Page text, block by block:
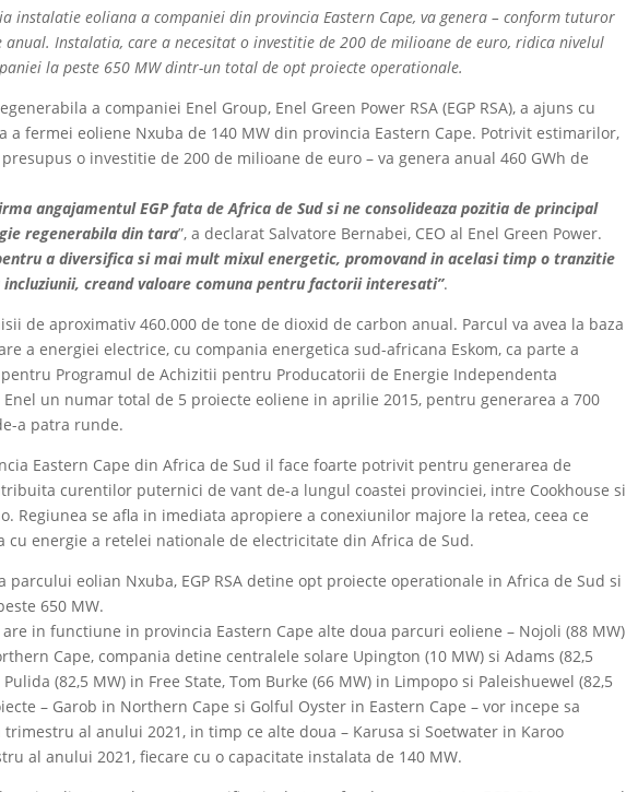
instalatie eoliana a companiei din provincia Eastern Cape, va genera – conform tuturor
anual. Instalatia, care a necesitat o investitie de 200 de milioane de euro, ridica nivelul
la peste 650 MW dintr-un total de opt proiecte operationale.
a companiei Enel Group, Enel Green Power RSA (EGP RSA), a ajuns cu
a fermei eoliene Nxuba de 140 MW din provincia Eastern Cape. Potrivit estimarilor,
o investitie de 200 de milioane de euro – va genera anual 460 GWh de
angajamentul EGP fata de Africa de Sud si ne consolideaza pozitia de principal
regenerabila din tara”, a declarat Salvatore Bernabei, CEO al Enel Green Power.
a diversifica si mai mult mixul energetic, promovand in acelasi timp o tranzitie
creand valoare comuna pentru factorii interesati”.
de aproximativ 460.000 de tone de dioxid de carbon anual. Parcul va avea la baza
a energiei electrice, cu compania energetica sud-africana Eskom, ca parte a
Programul de Achizitii pentru Producatorii de Energie Independenta
Enel un numar total de 5 proiecte eoliene in aprilie 2015, pentru generarea a 700
a patra runde.
Eastern Cape din Africa de Sud il face foarte potrivit pentru generarea de
curentilor puternici de vant de-a lungul coastei provinciei, intre Cookhouse si
Regiunea se afla in imediata apropiere a conexiunilor majore la retea, ceea ce
energie a retelei nationale de electricitate din Africa de Sud.
eolian Nxuba, EGP RSA detine opt proiecte operationale in Africa de Sud si
650 MW.
are in functiune in provincia Eastern Cape alte doua parcuri eoliene – Nojoli (88 MW)
Cape, compania detine centralele solare Upington (10 MW) si Adams (82,5
(82,5 MW) in Free State, Tom Burke (66 MW) in Limpopo si Paleishuewel (82,5
– Garob in Northern Cape si Golful Oyster in Eastern Cape – vor incepe sa
al anului 2021, in timp ce alte doua – Karusa si Soetwater in Karoo
al anului 2021, fiecare cu o capacitate instalata de 140 MW.